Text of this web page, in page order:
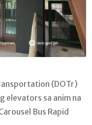
(DOTr)
elevators sa anim na
Bus Rapid